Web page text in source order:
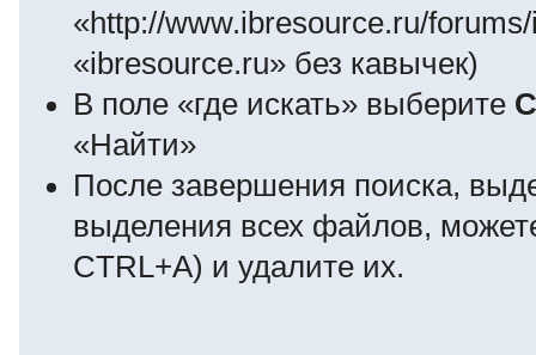
«http://www.ibresource.ru/
«ibresource.ru» без кавычек)
В поле «где искать» выберите
«Найти»
После завершения поиска,
выделения всех файлов,
CTRL+A) и удалите их.